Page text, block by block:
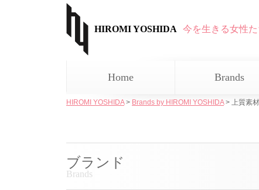
HIROMI YOSHIDA 今を生きる女性
Home Brands
HIROMI YOSHIDA> Brands by HIROMI YOSHIDA> 上質素材
ブランド
Brands